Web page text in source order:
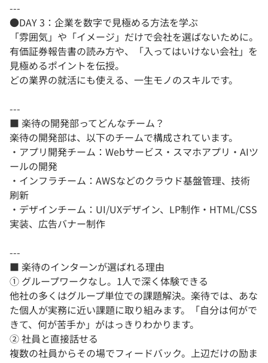
---
●DAY 3：企業を数字で見極める方法を学ぶ
「雰囲気」や「イメージ」だけで会社を選ばないために。
有価証券報告書の読み方や、「入ってはいけない会社」を
見極めるポイントを伝授。
どの業界の就活にも使える、一生モノのスキルです。
---
■ 楽待の開発部ってどんなチーム？
楽待の開発部は、以下のチームで構成されています。
・アプリ開発チーム：Webサービス・スマホアプリ・AIツ
ールの開発
・インフラチーム：AWSなどのクラウド基盤管理、技術
刷新
・デザインチーム：UI/UXデザイン、LP制作・HTML/CSS
実装、広告バナー制作
---
■ 楽待のインターンが選ばれる理由
① グループワークなし。1人で深く体験できる
他社の多くはグループ単位での課題解決。楽待では、あな
た個人が実務に近い課題に取り組みます。「自分は何がで
きて、何が苦手か」がはっきりわかります。
② 社員と直接話せる
複数の社員からその場でフィードバック。上辺だけの励ま